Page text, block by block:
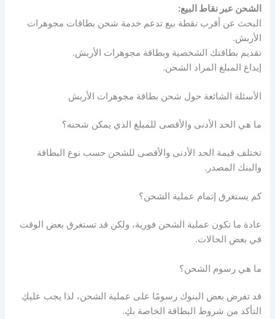
الشحن عبر نقاط البيع:
البحث عن أقرب نقطة بيع تدعم خدمة شحن بطاقات مجوهرات
الأربش.
تقديم بطاقتك الشخصية وبطاقة مجوهرات الأربش.
إيداع المبلغ المراد الشحن.
الأسئلة الشائعة حول شحن بطاقة مجوهرات الأربش
ما هي الحد الأدنى والأقصى للمبلغ الذي يمكن شحنه؟
تختلف قيمة الحد الأدنى والأقصى للشحن حسب نوع البطاقة
والبنك المصدر.
كم يستغرق إتمام عملية الشحن؟
عادة ما تكون عملية الشحن فورية، ولكن قد تستغرق بعض الوقت
في بعض الحالات.
ما هي رسوم الشحن؟
قد تفرض بعض البنوك رسومًا على عملية الشحن، لذا يجب عليكِ
التأكد من شروط البطاقة الخاصة بكِ.